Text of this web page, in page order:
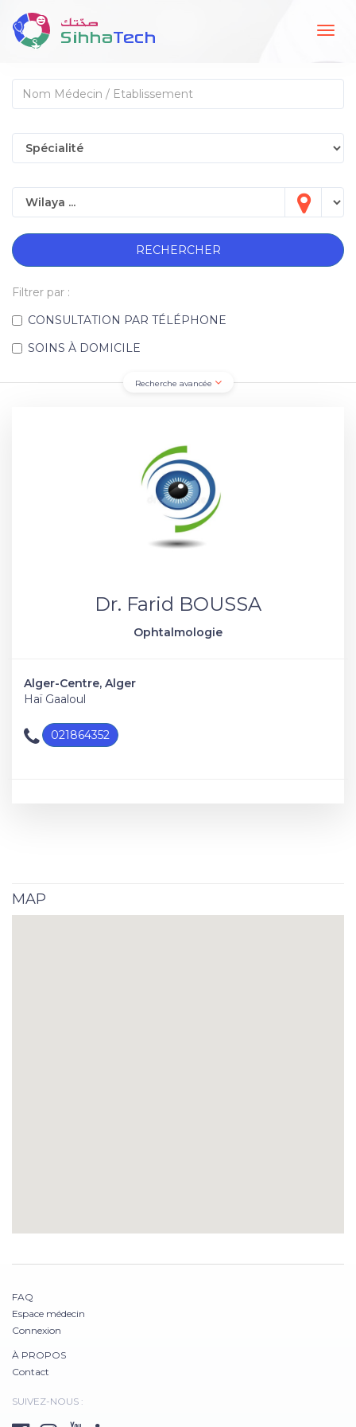
RECHERCHER
Filtrer par :
CONSULTATION PAR TÉLÉPHONE
SOINS À DOMICILE
Recherche avancée
Dr. Farid BOUSSA
Ophtalmologie
Alger-Centre, Alger
Haï Gaaloul
021864352
MAP
FAQ
Espace médecin
Connexion
À PROPOS
Contact
SUIVEZ-NOUS :